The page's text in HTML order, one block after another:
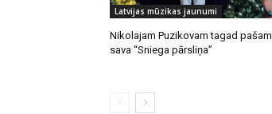
Latvijas mūzikas jaunumi
Nikolajam Puzikovam tagad pašam
sava “Sniega pārsliņa”